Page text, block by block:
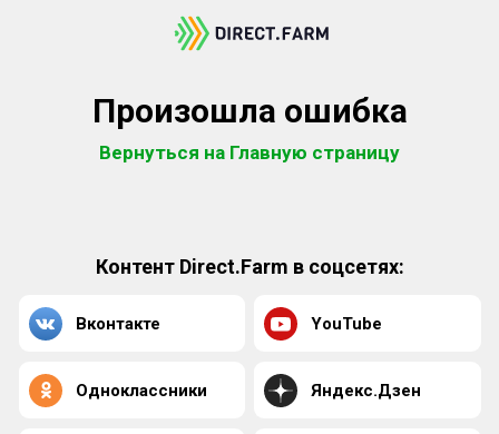
Произошла ошибка
Вернуться на Главную страницу
Контент Direct.Farm в соцсетях:
Вконтакте YouTube
Одноклассники Яндекс.Дзен